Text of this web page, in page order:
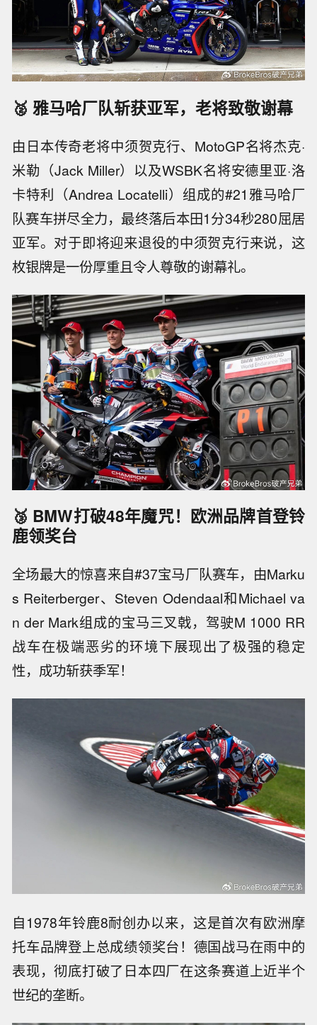
🥈 雅马哈厂队斩获亚军，老将致敬谢幕
由日本传奇老将中须贺克行、MotoGP名将杰克·
米勒（Jack Miller）以及WSBK名将安德里亚·洛
卡特利（Andrea Locatelli）组成的#21雅马哈厂
队赛车拼尽全力，最终落后本田1分34秒280屈居
亚军。对于即将迎来退役的中须贺克行来说，这
枚银牌是一份厚重且令人尊敬的谢幕礼。
🥉 BMW打破48年魔咒！欧洲品牌首登铃
鹿领奖台
全场最大的惊喜来自#37宝马厂队赛车，由Marku
s Reiterberger、Steven Odendaal和Michael va
n der Mark组成的宝马三叉戟，驾驶M 1000 RR
战车在极端恶劣的环境下展现出了极强的稳定
性，成功斩获季军！
自1978年铃鹿8耐创办以来，这是首次有欧洲摩
托车品牌登上总成绩领奖台！德国战马在雨中的
表现，彻底打破了日本四厂在这条赛道上近半个
世纪的垄断。